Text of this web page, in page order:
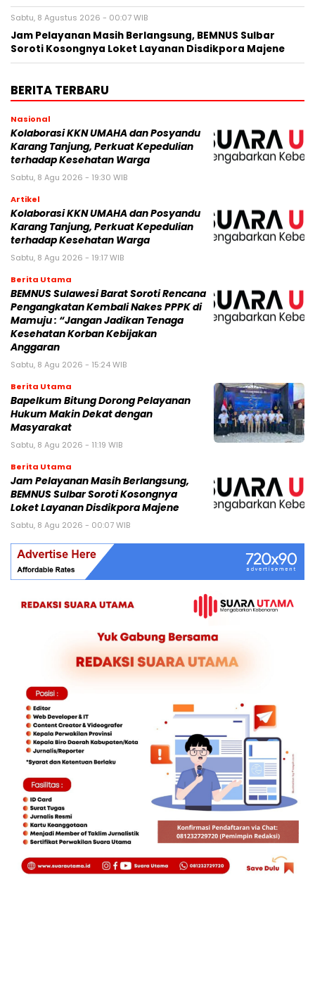
Sabtu, 8 Agustus 2026 - 00:07 WIB
Jam Pelayanan Masih Berlangsung, BEMNUS Sulbar
Soroti Kosongnya Loket Layanan Disdikpora Majene
BERITA TERBARU
Nasional
Kolaborasi KKN UMAHA dan Posyandu
Karang Tanjung, Perkuat Kepedulian
terhadap Kesehatan Warga
Sabtu, 8 Agu 2026 - 19:30 WIB
Artikel
Kolaborasi KKN UMAHA dan Posyandu
Karang Tanjung, Perkuat Kepedulian
terhadap Kesehatan Warga
Sabtu, 8 Agu 2026 - 19:17 WIB
Berita Utama
BEMNUS Sulawesi Barat Soroti Rencana
Pengangkatan Kembali Nakes PPPK di
Mamuju : “Jangan Jadikan Tenaga
Kesehatan Korban Kebijakan
Anggaran
Sabtu, 8 Agu 2026 - 15:24 WIB
Berita Utama
Bapelkum Bitung Dorong Pelayanan
Hukum Makin Dekat dengan
Masyarakat
Sabtu, 8 Agu 2026 - 11:19 WIB
Berita Utama
Jam Pelayanan Masih Berlangsung,
BEMNUS Sulbar Soroti Kosongnya
Loket Layanan Disdikpora Majene
Sabtu, 8 Agu 2026 - 00:07 WIB